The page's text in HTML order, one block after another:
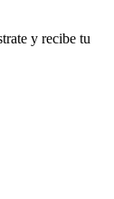
y recibe tu